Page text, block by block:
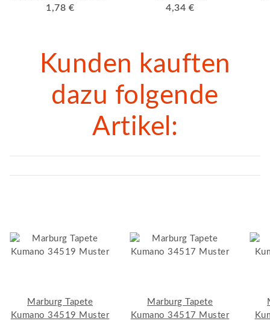
Konische Form,
1,78 € 4,34 €
Kunden kauften
dazu folgende
Artikel:
Marburg Tapete
Kumano 34519 Muster
Marburg Tapete
Kumano 34517 Muster